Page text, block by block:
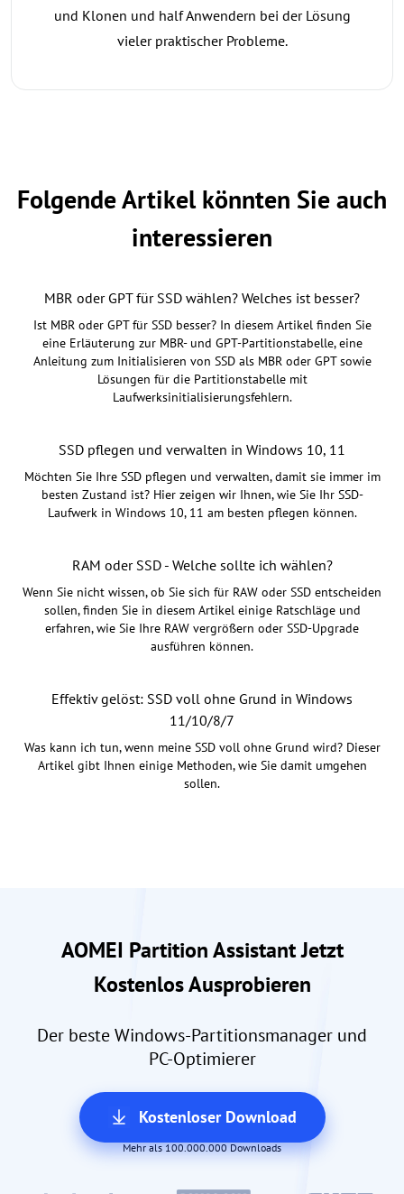
und Klonen und half Anwendern bei der Lösung
vieler praktischer Probleme.
Folgende Artikel könnten Sie auch
interessieren
MBR oder GPT für SSD wählen? Welches ist besser?
Ist MBR oder GPT für SSD besser? In diesem Artikel finden Sie
eine Erläuterung zur MBR- und GPT-Partitionstabelle, eine
Anleitung zum Initialisieren von SSD als MBR oder GPT sowie
Lösungen für die Partitionstabelle mit
Laufwerksinitialisierungsfehlern.
SSD pflegen und verwalten in Windows 10, 11
Möchten Sie Ihre SSD pflegen und verwalten, damit sie immer im
besten Zustand ist? Hier zeigen wir Ihnen, wie Sie Ihr SSD-
Laufwerk in Windows 10, 11 am besten pflegen können.
RAM oder SSD - Welche sollte ich wählen?
Wenn Sie nicht wissen, ob Sie sich für RAW oder SSD entscheiden
sollen, finden Sie in diesem Artikel einige Ratschläge und
erfahren, wie Sie Ihre RAW vergrößern oder SSD-Upgrade
ausführen können.
Effektiv gelöst: SSD voll ohne Grund in Windows
11/10/8/7
Was kann ich tun, wenn meine SSD voll ohne Grund wird? Dieser
Artikel gibt Ihnen einige Methoden, wie Sie damit umgehen
sollen.
AOMEI Partition Assistant Jetzt
Kostenlos Ausprobieren
Der beste Windows-Partitionsmanager und
PC-Optimierer
Kostenloser Download
Mehr als 100.000.000 Downloads